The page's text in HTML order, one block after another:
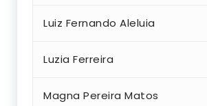
Luiz Fernando Aleluia
Luzia Ferreira
Magna Pereira Matos